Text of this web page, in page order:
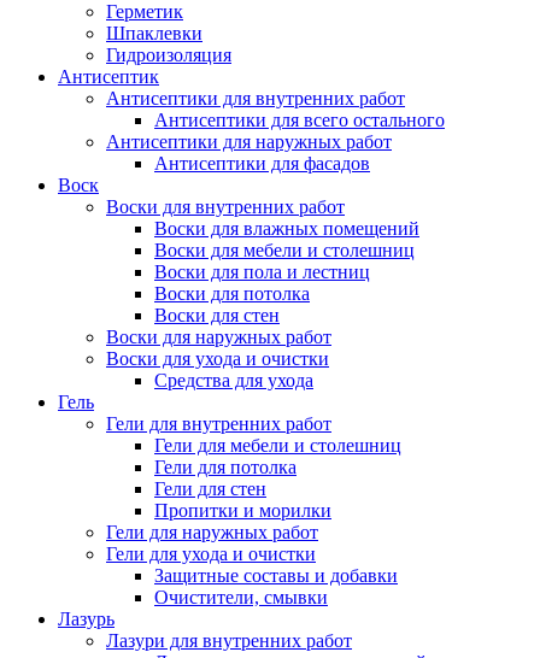
Герметик
Шпаклевки
Гидроизоляция
Антисептик
Антисептики для внутренних работ
Антисептики для всего остального
Антисептики для наружных работ
Антисептики для фасадов
Воск
Воски для внутренних работ
Воски для влажных помещений
Воски для мебели и столешниц
Воски для пола и лестниц
Воски для потолка
Воски для стен
Воски для наружных работ
Воски для ухода и очистки
Средства для ухода
Гель
Гели для внутренних работ
Гели для мебели и столешниц
Гели для потолка
Гели для стен
Пропитки и морилки
Гели для наружных работ
Гели для ухода и очистки
Защитные составы и добавки
Очистители, смывки
Лазурь
Лазури для внутренних работ